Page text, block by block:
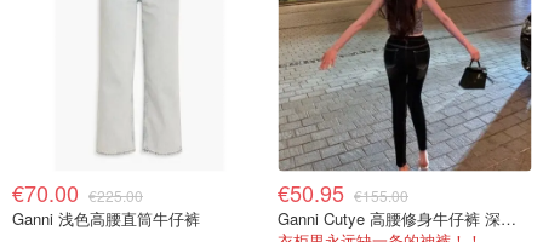
€70.00 €225.00
Ganni 浅色高腰直筒牛仔裤
€50.95 €155.00
Ganni Cutye 高腰修身牛仔裤 深蓝色